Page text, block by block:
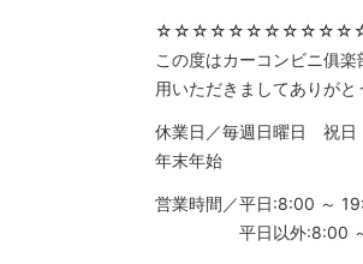
この度はカーコンビニ俱
用いただきましてありがと
休業日／毎週日曜日 祝
年末年始
営業時間／平日:8:00 ～
平日以外:8:00 ～